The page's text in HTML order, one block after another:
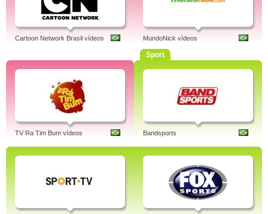
Cartoon Network Brasil vídeos MundoNick vídeos
TV Ra Tim Bum vídeos
Sport
Bandsports